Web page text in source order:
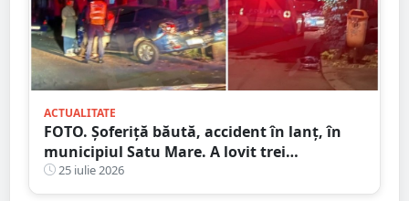
ACTUALITATE
FOTO. Șoferiță băută, accident în lanț, în
municipiul Satu Mare. A lovit trei
autoturisme în miez de noapte
25 iulie 2026